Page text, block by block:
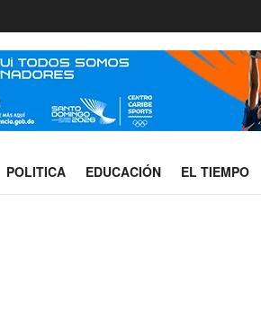
POLITICA EDUCACIÓN EL TIEMPO